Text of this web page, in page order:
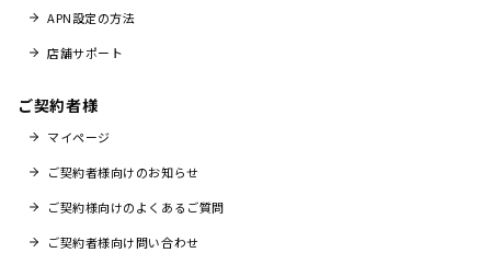
APN設定の方法
店舗サポート
ご契約者様
マイページ
ご契約者様向けのお知らせ
ご契約様向けのよくあるご質問
ご契約者様向け問い合わせ